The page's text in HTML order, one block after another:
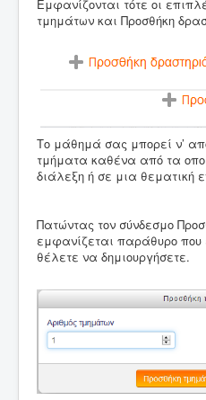
Εμφανίζονται τότε οι
τμημάτων και Προσθήκη
Το μάθημά σας μπορεί ν’
τμήματα καθένα από τα
διάλεξη ή σε μια θεματική
Πατώντας τον σύνδεσμο
εμφανίζεται παράθυρο
θέλετε να δημιουργήσετε.